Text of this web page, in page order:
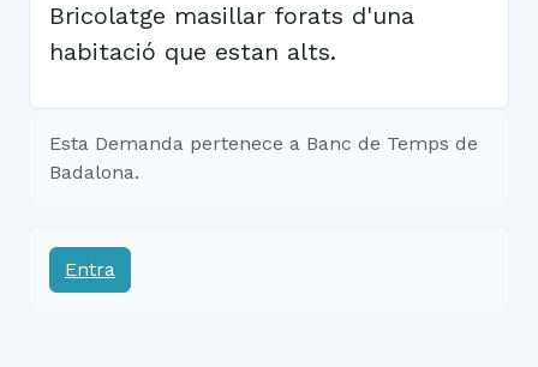
Bricolatge masillar forats d'una
habitació que estan alts.
Esta Demanda pertenece a Banc de Temps de
Badalona.
Entra